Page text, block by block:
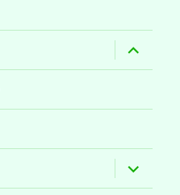
öffnen
öffnen